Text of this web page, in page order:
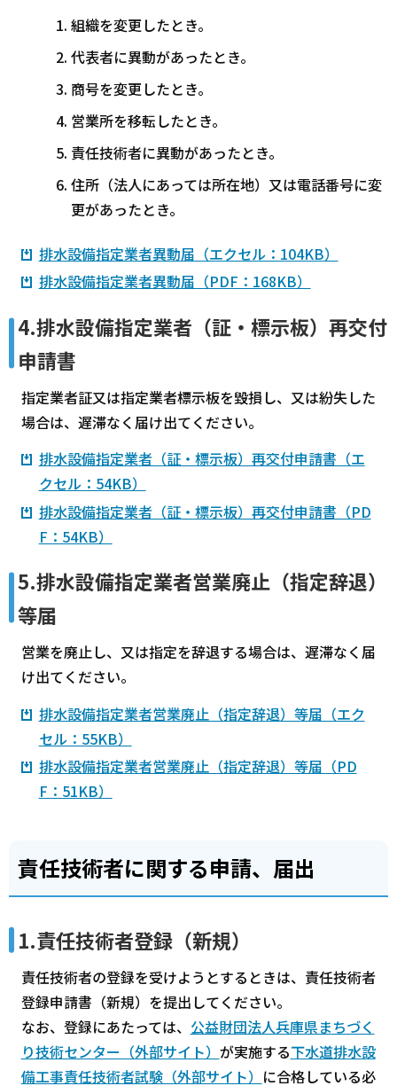
組織を変更したとき。
代表者に異動があったとき。
商号を変更したとき。
営業所を移転したとき。
責任技術者に異動があったとき。
住所（法人にあっては所在地）又は電話番号に変
更があったとき。
排水設備指定業者異動届（エクセル：104KB）
排水設備指定業者異動届（PDF：168KB）
4.排水設備指定業者（証・標示板）再交付
申請書
指定業者証又は指定業者標示板を毀損し、又は紛失した
場合は、遅滞なく届け出てください。
排水設備指定業者（証・標示板）再交付申請書（エ
クセル：54KB）
排水設備指定業者（証・標示板）再交付申請書（PD
F：54KB）
5.排水設備指定業者営業廃止（指定辞退）
等届
営業を廃止し、又は指定を辞退する場合は、遅滞なく届
け出てください。
排水設備指定業者営業廃止（指定辞退）等届（エク
セル：55KB）
排水設備指定業者営業廃止（指定辞退）等届（PD
F：51KB）
責任技術者に関する申請、届出
1.責任技術者登録（新規）
責任技術者の登録を受けようとするときは、責任技術者
登録申請書（新規）を提出してください。
なお、登録にあたっては、 公益財団法人兵庫県まちづく
り技術センター（外部サイト） が実施する下水道排水設
備工事責任技術者試験（外部サイト） に合格している必